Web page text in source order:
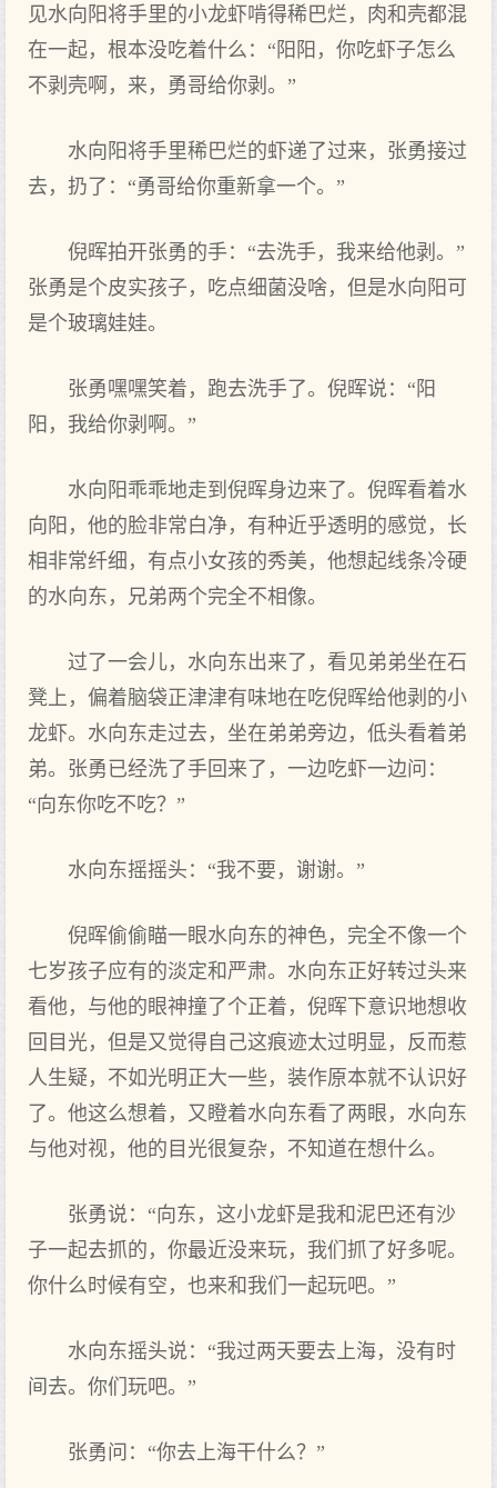
见水向阳将手里的小龙虾啃得稀巴烂，肉和壳都混
在一起，根本没吃着什么：“阳阳，你吃虾子怎么
不剥壳啊，来，勇哥给你剥。”
水向阳将手里稀巴烂的虾递了过来，张勇接过
去，扔了：“勇哥给你重新拿一个。”
倪晖拍开张勇的手：“去洗手，我来给他剥。”
张勇是个皮实孩子，吃点细菌没啥，但是水向阳可
是个玻璃娃娃。
张勇嘿嘿笑着，跑去洗手了。倪晖说：“阳
阳，我给你剥啊。”
水向阳乖乖地走到倪晖身边来了。倪晖看着水
向阳，他的脸非常白净，有种近乎透明的感觉，长
相非常纤细，有点小女孩的秀美，他想起线条冷硬
的水向东，兄弟两个完全不相像。
过了一会儿，水向东出来了，看见弟弟坐在石
凳上，偏着脑袋正津津有味地在吃倪晖给他剥的小
龙虾。水向东走过去，坐在弟弟旁边，低头看着弟
弟。张勇已经洗了手回来了，一边吃虾一边问：
“向东你吃不吃？”
水向东摇摇头：“我不要，谢谢。”
倪晖偷偷瞄一眼水向东的神色，完全不像一个
七岁孩子应有的淡定和严肃。水向东正好转过头来
看他，与他的眼神撞了个正着，倪晖下意识地想收
回目光，但是又觉得自己这痕迹太过明显，反而惹
人生疑，不如光明正大一些，装作原本就不认识好
了。他这么想着，又瞪着水向东看了两眼，水向东
与他对视，他的目光很复杂，不知道在想什么。
张勇说：“向东，这小龙虾是我和泥巴还有沙
子一起去抓的，你最近没来玩，我们抓了好多呢。
你什么时候有空，也来和我们一起玩吧。”
水向东摇头说：“我过两天要去上海，没有时
间去。你们玩吧。”
张勇问：“你去上海干什么？”